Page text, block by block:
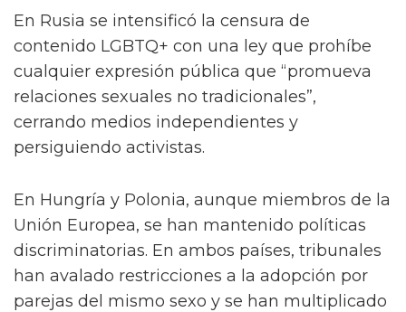
En Rusia se intensificó la censura de
contenido LGBTQ+ con una ley que prohíbe
cualquier expresión pública que “promueva
relaciones sexuales no tradicionales”,
cerrando medios independientes y
persiguiendo activistas.
En Hungría y Polonia, aunque miembros de la
Unión Europea, se han mantenido políticas
discriminatorias. En ambos países, tribunales
han avalado restricciones a la adopción por
parejas del mismo sexo y se han multiplicado